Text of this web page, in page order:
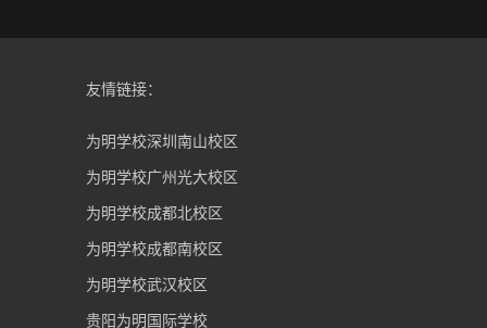
友情链接：
为明学校深圳南山校区
为明学校广州光大校区
为明学校成都北校区
为明学校成都南校区
为明学校武汉校区
贵阳为明国际学校